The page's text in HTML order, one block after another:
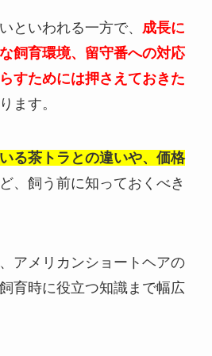
といわれる一方で、 成長に
飼育環境、留守番への対応
すためには押さえておきた
ます。
る茶トラとの違いや、価格
、飼う前に知っておくべき
アメリカンショートヘアの
育時に役立つ知識まで幅広